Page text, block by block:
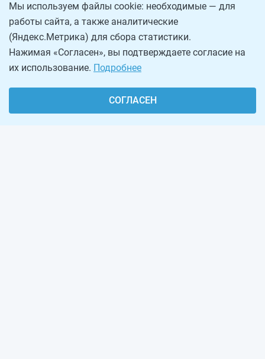
Мы используем файлы cookie: необходимые — для
работы сайта, а также аналитические
(Яндекс.Метрика) для сбора статистики.
Нажимая «Согласен», вы подтверждаете согласие на
их использование. Подробнее
СОГЛАСЕН